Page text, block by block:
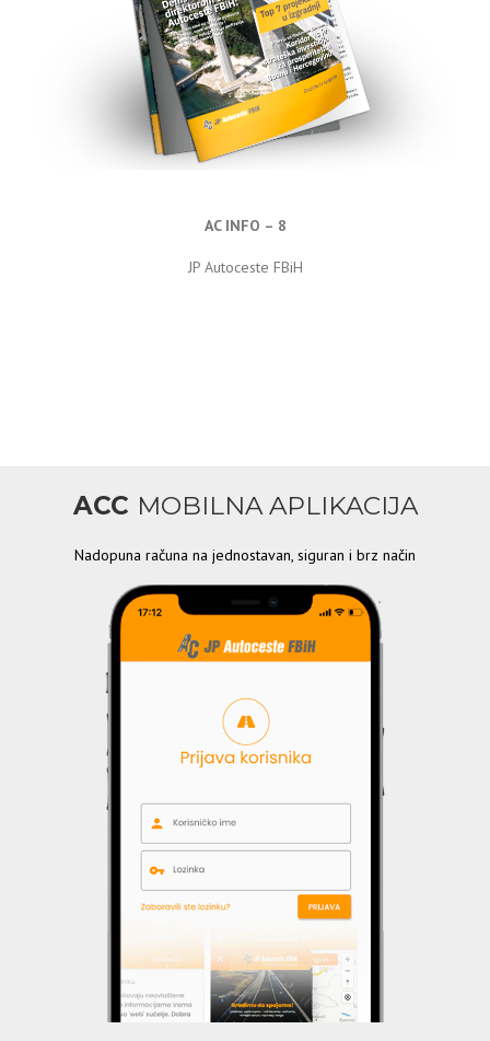
AC INFO – 8
JP Autoceste FBiH
ACC MOBILNA APLIKACIJA
Nadopuna računa na jednostavan, siguran i brz način